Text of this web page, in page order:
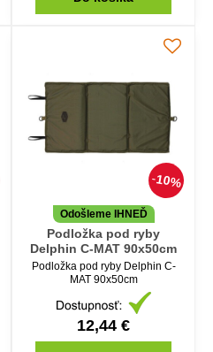
10%
Odošleme IHNEĎ
Podložka pod ryby
Delphin C-MAT 90x50cm
Podložka pod ryby Delphin C-
MAT 90x50cm
12,44 €